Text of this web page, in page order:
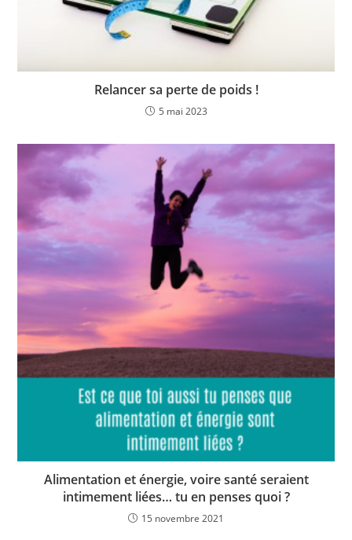
Relancer sa perte de poids !
5 mai 2023
Alimentation et énergie, voire santé seraient
intimement liées… tu en penses quoi ?
15 novembre 2021